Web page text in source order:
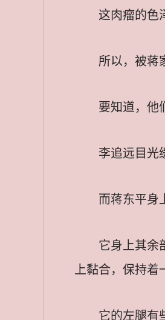
这肉瘤的色
所以，被蒋
要知道，他
李追远目光
而蒋东平身
它身上其余
上黏合，保持着
它的左腿有